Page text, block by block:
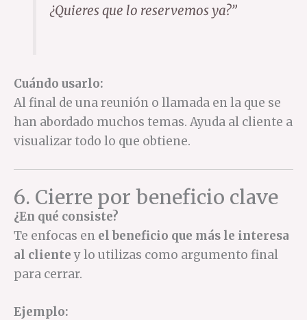
¿Quieres que lo reservemos ya?”
Cuándo usarlo:
Al final de una reunión o llamada en la que se
han abordado muchos temas. Ayuda al cliente a
visualizar todo lo que obtiene.
6. Cierre por beneficio clave
¿En qué consiste?
Te enfocas en el beneficio que más le interesa
al clientey lo utilizas como argumento final
para cerrar.
Ejemplo: